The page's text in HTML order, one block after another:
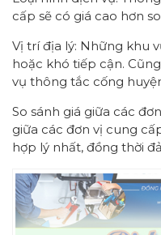
cấp sẽ có giá cao hơn
Vị trí địa lý: Những khu
hoặc khó tiếp cận.
vụ thông tắc cống
So sánh giá giữa các
giữa các đơn vị cung
hợp lý nhất, đồng thời